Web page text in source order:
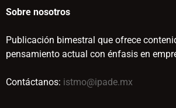
Sobre nosotros
Publicación bimestral que ofrece
pensamiento actual con énfasis en
Contáctanos: istmo@ipade.mx